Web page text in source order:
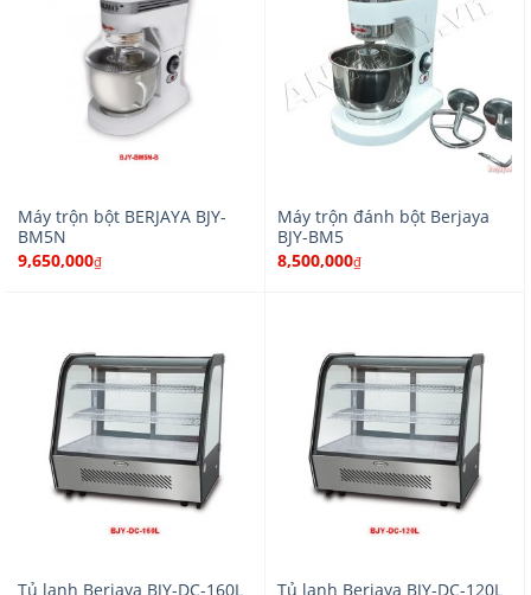
Máy trộn bột BERJAYA BJY-
BM5N
9,650,000₫
Máy trộn đánh bột Berjaya
BJY-BM5
8,500,000₫
Tủ lạnh Berjaya BJY-DC-160L
Tủ lạnh Berjaya BJY-DC-120L